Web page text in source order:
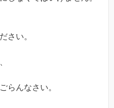
さい。
らんなさい。